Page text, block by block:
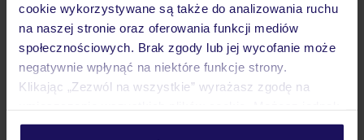
cookie wykorzystywane są także do analizowania ruchu
na naszej stronie oraz oferowania funkcji mediów
społecznościowych. Brak zgody lub jej wycofanie może
negatywnie wpłynąć na niektóre funkcje strony.
Klikając „Zezwól na wszystkie” wyrażasz zgodę na
personalizować swój wybór wchodząc w zakładkę
Pokoje
Wyżywienie